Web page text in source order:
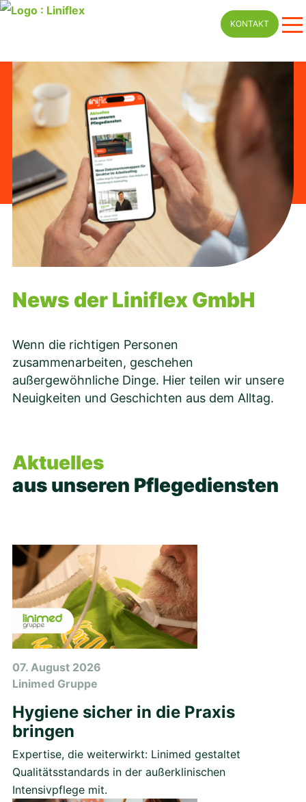
Skip
KONTAKT
News der Liniflex GmbH
Wenn die richtigen Personen
zusammenarbeiten, geschehen
außergewöhnliche Dinge. Hier teilen wir unsere
Neuigkeiten und Geschichten aus dem Alltag.
Aktuelles
aus unseren Pflegediensten
07. August 2026
Linimed Gruppe
Hygiene sicher in die Praxis
bringen
Expertise, die weiterwirkt: Linimed gestaltet
Qualitätsstandards in der außerklinischen
Intensivpflege mit.